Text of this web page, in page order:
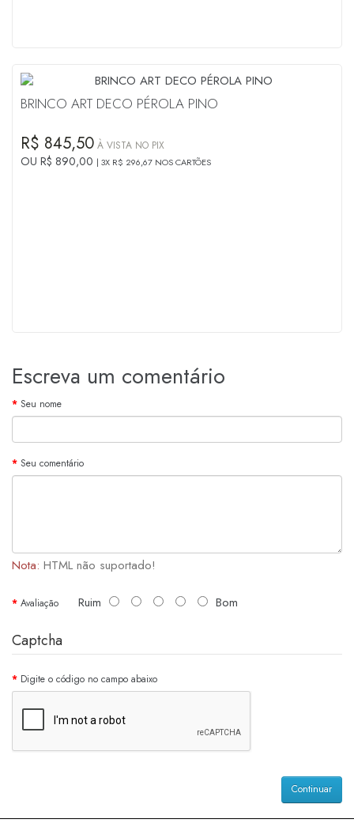
BRINCO ART DECO PÉROLA PINO
R$ 845,50 À VISTA NO PIX
OU R$ 890,00 3X R$ 296,67 NOS CARTÕES
Escreva um comentário
Seu nome
Seu comentário
Nota: HTML não suportado!
Avaliação Ruim Bom
Captcha
Digite o código no campo abaixo
Continuar